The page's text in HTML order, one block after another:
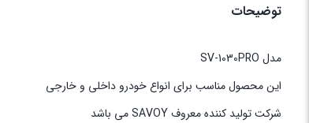
توضیحات
مدل SV-1030PRO
این محصول مناسب برای انواع خودرو داخلی و خارجی
شرکت تولید کننده معروف SAVOY می باشد